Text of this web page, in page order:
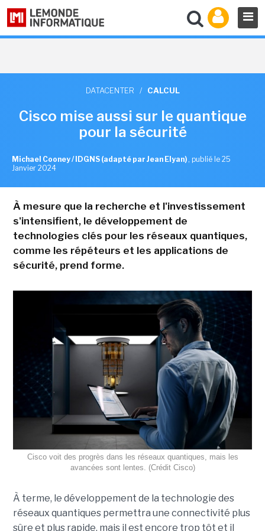
DATACENTER / CALCUL
Cisco mise aussi sur le quantique
pour la sécurité
Michael Cooney / IDGNS (adapté par Jean Elyan) , publié le 25
Janvier 2024
À mesure que la recherche et l'investissement
s'intensifient, le développement de
technologies clés pour les réseaux quantiques,
comme les répéteurs et les applications de
sécurité, prend forme.
Cisco voit des progrès dans les réseaux quantiques, mais les
avancées sont lentes. (Crédit Cisco)
À terme, le développement de la technologie des
réseaux quantiques permettra une connectivité plus
sûre et plus rapide, mais il est encore trop tôt et il